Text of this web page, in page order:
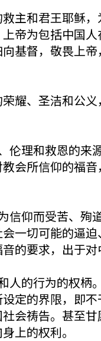
主和君王耶稣
帝为包括中国
基督，敬畏上帝
耀、圣洁和公
伦理和救恩的来
会所信仰的福
仰而受苦、殉
一切可能的逼
的要求，出于对
人的行为的权柄
定的界限，即
会祷告。甚至
上的权利。